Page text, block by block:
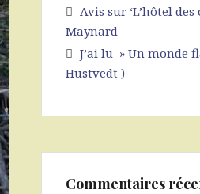
Avis sur ‘L’hôtel des
Maynard
J’ai lu » Un monde
Hustvedt )
Commentaires